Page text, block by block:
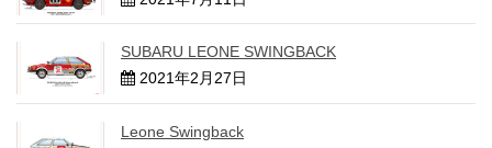
SUBARU LEONE SWINGBACK
2021年2月27日
Leone Swingback